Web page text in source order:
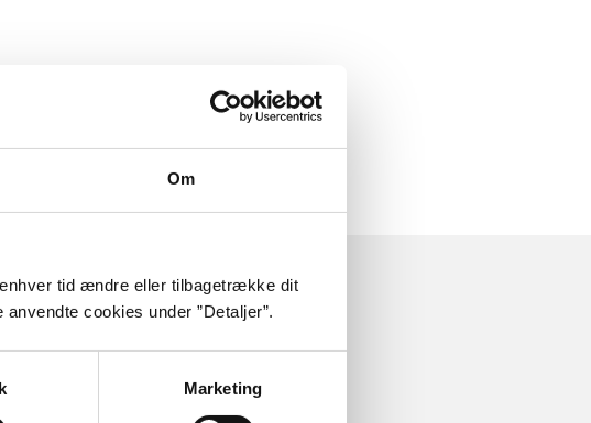
Om
tid ændre eller tilbagetrække dit
cookies under ”Detaljer”.
Marketing